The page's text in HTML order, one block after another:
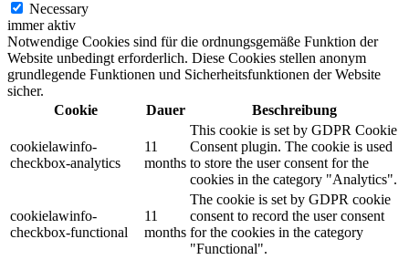
Necessary
immer aktiv
Notwendige Cookies sind für die ordnungsgemäße Funktion der
Website unbedingt erforderlich. Diese Cookies stellen anonym
grundlegende Funktionen und Sicherheitsfunktionen der Website
sicher.
Cookie
Dauer Beschreibung
cookielawinfo-
checkbox-analytics
11
months
This cookie is set by GDPR Cookie
Consent plugin. The cookie is used
to store the user consent for the
cookies in the category "Analytics".
cookielawinfo-
checkbox-functional
11
months
The cookie is set by GDPR cookie
consent to record the user consent
for the cookies in the category
"Functional".